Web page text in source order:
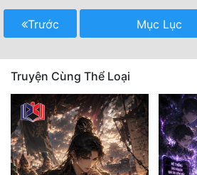
Trước Mục Lục
Truyện Cùng Thể Loại